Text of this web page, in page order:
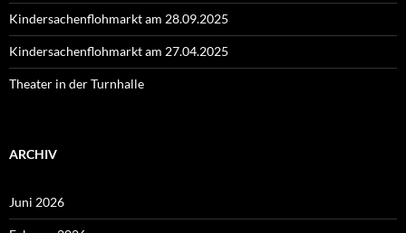
Kindersachenflohmarkt am 28.09.2025
Kindersachenflohmarkt am 27.04.2025
Theater in der Turnhalle
ARCHIV
Juni 2026